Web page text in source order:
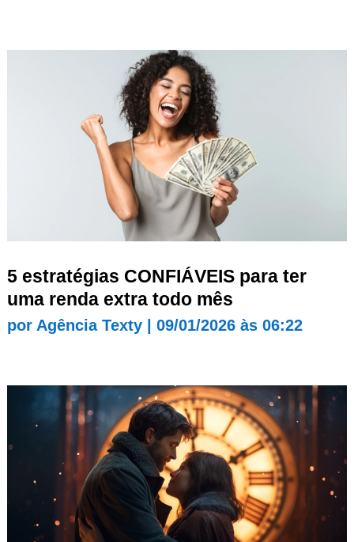
5 estratégias CONFIÁVEIS para ter
uma renda extra todo mês
por Agência Texty| 09/01/2026 às 06:22